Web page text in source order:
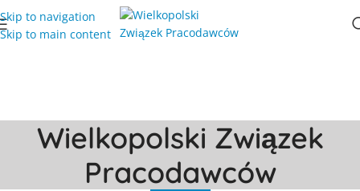
Skip to navigation
Skip to main content
Wielkopolski Związek
Pracodawców